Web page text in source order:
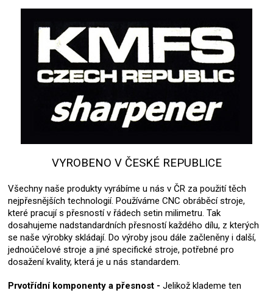
VYROBENO V ČESKÉ REPUBLICE
Všechny naše produkty vyrábíme u nás v ČR za použití těch
nejpřesnějších technologií. Používáme CNC obráběcí stroje,
které pracují s přesností v řádech setin milimetru. Tak
dosahujeme nadstandardních přesností každého dílu, z kterých
se naše výrobky skládají. Do výroby jsou dále začleněny i další,
jednoúčelové stroje a jiné specifické stroje, potřebné pro
dosažení kvality, která je u nás standardem.
Prvotřídní komponenty a přesnost - Jelikož klademe ten